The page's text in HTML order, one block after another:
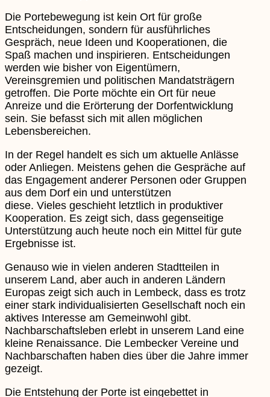
Die Portebewegung ist kein Ort für große
Entscheidungen, sondern für ausführliches
Gespräch, neue Ideen und Kooperationen, die
Spaß machen und inspirieren. Entscheidungen
werden wie bisher von Eigentümern,
Vereinsgremien und politischen Mandatsträgern
getroffen. Die Porte möchte ein Ort für neue
Anreize und die Erörterung der Dorfentwicklung
sein. Sie befasst sich mit allen möglichen
Lebensbereichen.
In der Regel handelt es sich um aktuelle Anlässe
oder Anliegen. Meistens gehen die Gespräche auf
das Engagement anderer Personen oder Gruppen
aus dem Dorf ein und unterstützen
diese. Vieles geschieht letztlich in produktiver
Kooperation. Es zeigt sich, dass gegenseitige
Unterstützung auch heute noch ein Mittel für gute
Ergebnisse ist.
Genauso wie in vielen anderen Stadtteilen in
unserem Land, aber auch in anderen Ländern
Europas zeigt sich auch in Lembeck, dass es trotz
einer stark individualisierten Gesellschaft noch ein
aktives Interesse am Gemeinwohl gibt.
Nachbarschaftsleben erlebt in unserem Land eine
kleine Renaissance. Die Lembecker Vereine und
Nachbarschaften haben dies über die Jahre immer
gezeigt.
Die Entstehung der Porte ist eingebettet in